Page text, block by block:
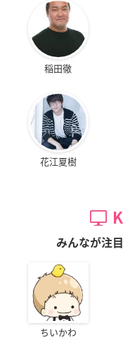
稲田徹
花江夏樹
みんなが注
ちいかわ